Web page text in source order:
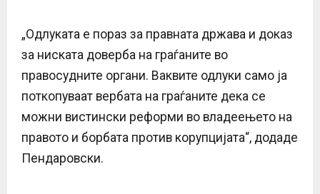
„Одлуката е пораз за правната држава и доказ
за ниската доверба на граѓаните во
правосудните органи. Ваквите одлуки само ја
поткопуваат вербата на граѓаните дека се
можни вистински реформи во владеењето на
правото и борбата против корупцијата“, додаде
Пендаровски.